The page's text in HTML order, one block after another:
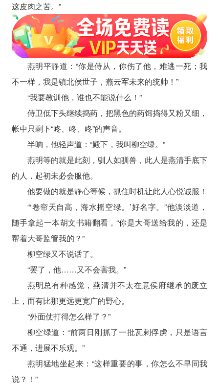
这皮肉之苦。”
燕明平静道：“你是侍从，你伤了他，难逃一死；我
不一样，我是镇北侯世子，燕云军未来的统帅！”
“我要教训他，谁也不能说什么！”
侍卫低下头继续捣药，把黑色的药饵捣得又粉又细，
帐中只剩下“咚、咚、咚”的声音。
半晌，他轻声道：“殿下，我叫柳空绿。”
燕明等的就是此刻，驯人如驯兽，此人是燕清手底下
的人，起初未必会服他。
他要做的就是静心等候，抓住时机让此人心悦诚服！
“‘卷帘天自高，海水摇空绿。’好名字。”他淡淡道，
随手拿起一本胡文书籍翻看，“你是大哥送给我的，还是
帮着大哥监管我的？”
柳空绿又不说话了。
“罢了，他……又不会害我。”
燕明总有种感觉，燕清并不太在意侯府继承的废立
上，而有比那更远更宽广的野心。
“外面仗打得怎么样了？”
柳空绿道：“前两日刚抓了一批瓦剌俘虏，只是语言
不通，进展不乐观。”
燕明猛地坐起来：“这样重要的事，你怎么不早同我
说？！”